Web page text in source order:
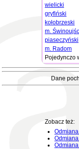
wielicki
gryfiński
kołobrzeski
m.
piaseczyński
m. Radom
Pojedynczo
Dane
Zobacz też: